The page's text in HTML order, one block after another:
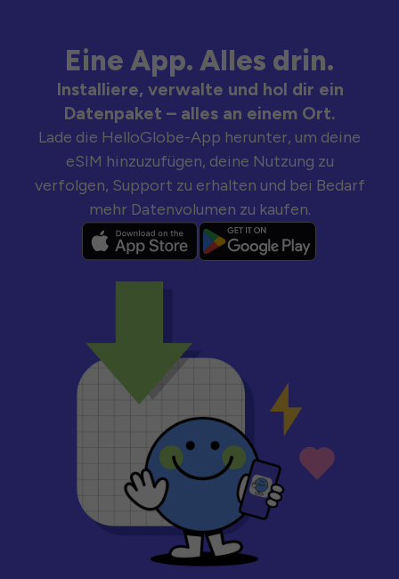
Eine App. Alles drin.
Installiere, verwalte und hol dir ein
Datenpaket – alles an einem Ort.
Lade die HelloGlobe-App herunter, um deine
eSIM hinzuzufügen, deine Nutzung zu
verfolgen, Support zu erhalten und bei Bedarf
mehr Datenvolumen zu kaufen.